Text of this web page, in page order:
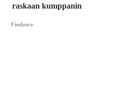
raskaan kumppanin
Findance